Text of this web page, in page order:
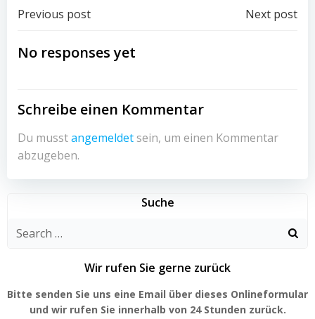
Post
navigation
Previous post Next post
No responses yet
Schreibe einen Kommentar
Du musstangemeldet sein, um einen Kommentar
abzugeben.
Suche
Search
Wir rufen Sie gerne zurück
Bitte senden Sie uns eine Email über dieses Onlineformular
und wir rufen Sie innerhalb von 24 Stunden zurück.